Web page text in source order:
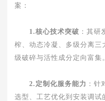
案：
1.核心技术突破 ：其研
榨、动态冷凝、多级分离
级破碎与活性成分定向富集
2.定制化服务能力 ：针
选型、工艺优化到安装调试